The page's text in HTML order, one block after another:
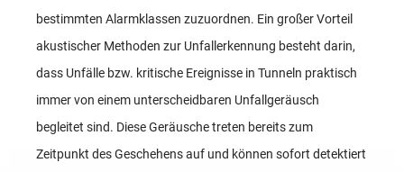
bestimmten Alarmklassen zuzuordnen. Ein großer Vorteil
akustischer Methoden zur Unfallerkennung besteht darin,
dass Unfälle bzw. kritische Ereignisse in Tunneln praktisch
immer von einem unterscheidbaren Unfallgeräusch
begleitet sind. Diese Geräusche treten bereits zum
Zeitpunkt des Geschehens auf und können sofort detektiert